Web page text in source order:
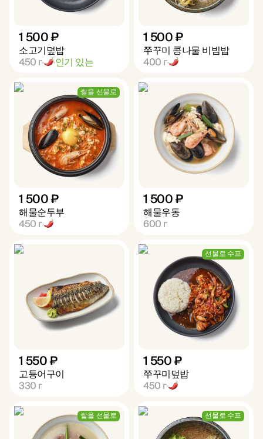
1 500 ₽
소고기덮밥
450г 인기 있는
1 500 ₽
쭈꾸미 콩나물 비빔밥
400г
쌀을 선물로
1 500 ₽
해물순두부
450г
1 500 ₽
해물우동
600г
1 550 ₽
고등어구이
330г
선물로 수프
1 550 ₽
쭈꾸미덮밥
450г
쌀을 선물로 선물로 수프